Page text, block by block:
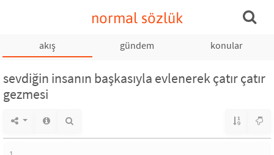
normal sözlük
akış gündem konular
sevdiğin insanın başkasıyla evlenerek çatır çatır
gezmesi